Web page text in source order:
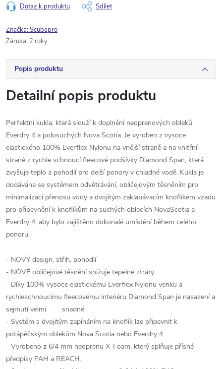
Dotaz k produktu Sdílet
Značka:Scubapro
Záruka: 2 roky
Popis produktu
Detailní popis produktu
Perfektní kukla, která slouží k doplnění neoprenových obleků
Everdry 4 a polosuchých Nova Scotia. Je vyroben z vysoce
elastického 100% Everflex Nylonu na vnější straně a na vnitřní
straně z rychle schnoucí fleecové podšívky Diamond Span, která
zvyšuje teplo a pohodlí pro delší ponory v chladné vodě. Kukla je
dodávána se systémem odvětrávání, obličejovým těsněním pro
minimalizaci přenosu vody a dvojitým zaklapávacím knoflíkem vzadu
pro připevnění k knoflíkům na suchých oblecích NovaScotia a
Everdry 4, aby bylo zajištěno dokonalé umístění během celého
ponoru.
- NOVÝ design, střih, pohodlí
- NOVÉ obličejové těsnění snižuje tepelné ztráty
- Díky 100% vysoce elastickému Everflex Nylonu venku a
rychleschnoucímu fleecovému interiéru Diamond Span je nasazení a
sejmutí velmi snadné
- Systém s dvojitým zapínáním na knoflík lze připevnit k
potápěčským oblekům Nova Scotia nebo Everdry 4.
- Vyrobeno z 6/4 mm neoprenu X-Foam, který splňuje přísné
předpisy PAH a REACH.